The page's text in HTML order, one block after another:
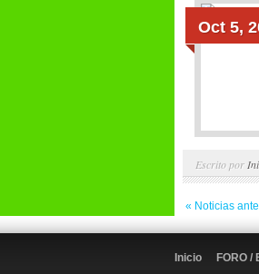
Oct 5,
Escrito por
« Noticias
Inicio FORO /